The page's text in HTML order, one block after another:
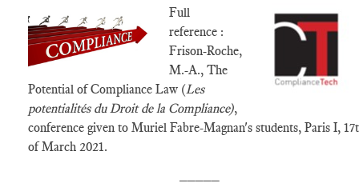
Full
reference :
Frison-Roche,
M.-A., The
Potential of Compliance Law (Les
potentialités du Droit de la Compliance),
conference given to Muriel Fabre-Magnan's students, Paris I,
of March 2021.